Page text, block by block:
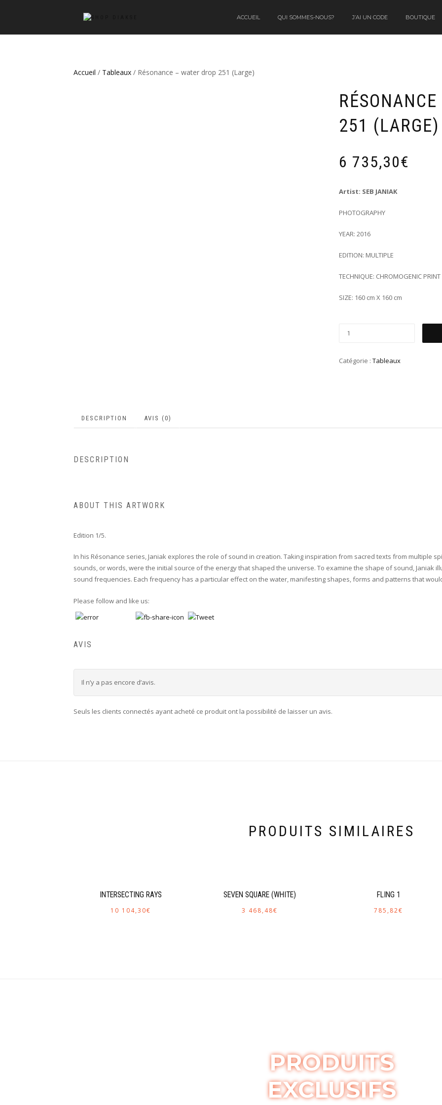
ACCUEIL QUI SOMMES-NOUS? J’AI UN CODE BOUTIQUE
Accueil / Tableaux / Résonance – water drop 251 (Large)
251 (LARGE)
6 735,30€
Artist: SEB JANIAK
PHOTOGRAPHY
YEAR: 2016
EDITION: MULTIPLE
TECHNIQUE: CHROMOGENIC PRINT
SIZE: 160 cm X 160 cm
Catégorie : Tableaux
DESCRIPTION AVIS (0)
DESCRIPTION
ABOUT THIS ARTWORK
Edition 1/5.
In his Résonance series, Janiak explores the role of sound in creation. Taking inspiration from sacred texts from multiple
sounds, or words, were the initial source of the energy that shaped the universe. To examine the shape of sound, Janiak
sound frequencies. Each frequency has a particular effect on the water, manifesting shapes, forms and patterns that
Please follow and like us:
AVIS
Il n’y a pas encore d’avis.
Seuls les clients connectés ayant acheté ce produit ont la possibilité de laisser un avis.
PRODUITS SIMILAIRES
INTERSECTING RAYS
10 104,30€
SEVEN SQUARE (WHITE)
3 468,48€
FLING 1
785,82€
PRODUITS
EXCLUSIFS